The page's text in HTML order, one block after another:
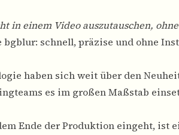
in einem Video auszutauschen,
bgblur: schnell, präzise und ohne
haben sich weit über den
es im großen Maßstab
Ende der Produktion eingeht, ist